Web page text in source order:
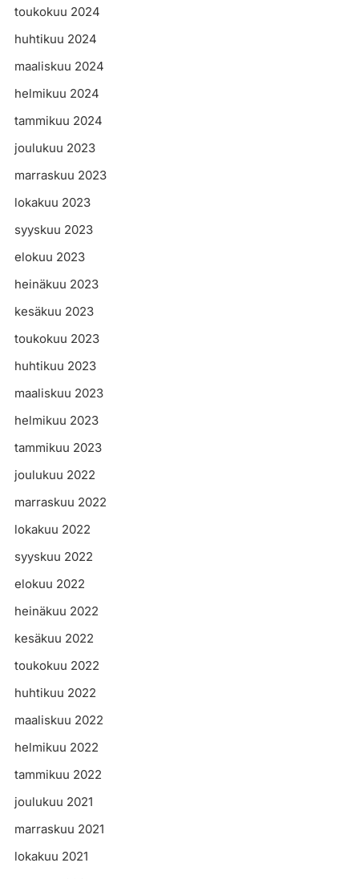
toukokuu 2024
huhtikuu 2024
maaliskuu 2024
helmikuu 2024
tammikuu 2024
joulukuu 2023
marraskuu 2023
lokakuu 2023
syyskuu 2023
elokuu 2023
heinäkuu 2023
kesäkuu 2023
toukokuu 2023
huhtikuu 2023
maaliskuu 2023
helmikuu 2023
tammikuu 2023
joulukuu 2022
marraskuu 2022
lokakuu 2022
syyskuu 2022
elokuu 2022
heinäkuu 2022
kesäkuu 2022
toukokuu 2022
huhtikuu 2022
maaliskuu 2022
helmikuu 2022
tammikuu 2022
joulukuu 2021
marraskuu 2021
lokakuu 2021